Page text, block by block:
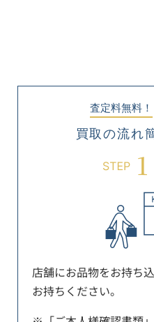
査定料無料！
買取の流れ
店舗にお品物をお持ち
お持ちください。